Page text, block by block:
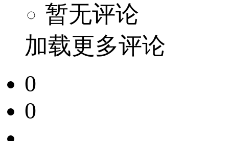
暂无评论
加载更多评论
0
0